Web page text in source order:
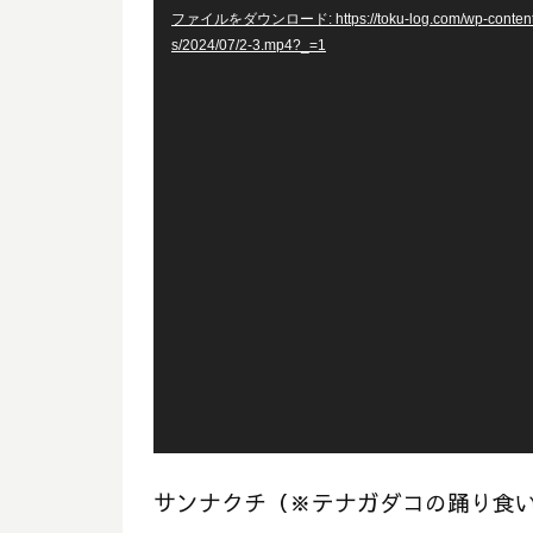
レ
ファイルをダウンロード: https://toku-log.com/wp-
s/2024/07/2-3.mp4?_=1
サンナクチ（※テナガダコの踊り食い